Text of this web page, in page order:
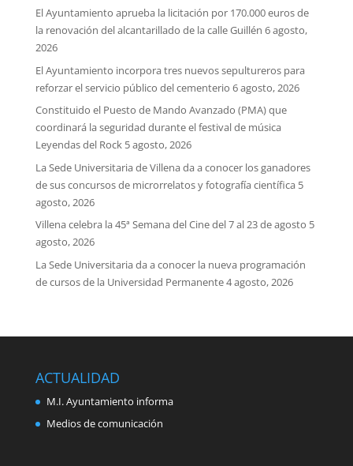
El Ayuntamiento aprueba la licitación por 170.000 euros de
la renovación del alcantarillado de la calle Guillén 6 agosto,
2026
El Ayuntamiento incorpora tres nuevos sepultureros para
reforzar el servicio público del cementerio 6 agosto, 2026
Constituido el Puesto de Mando Avanzado (PMA) que
coordinará la seguridad durante el festival de música
Leyendas del Rock 5 agosto, 2026
La Sede Universitaria de Villena da a conocer los ganadores
de sus concursos de microrrelatos y fotografía científica 5
agosto, 2026
Villena celebra la 45ª Semana del Cine del 7 al 23 de agosto 5
agosto, 2026
La Sede Universitaria da a conocer la nueva programación
de cursos de la Universidad Permanente4 agosto, 2026
ACTUALIDAD
M.I. Ayuntamiento informa
Medios de comunicación